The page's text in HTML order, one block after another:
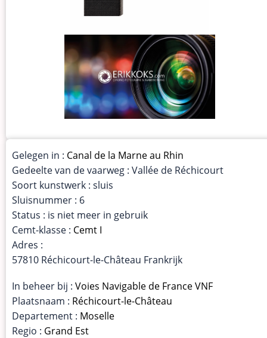
Gelegen in : Canal de la Marne au Rhin
Gedeelte van de vaarweg : Vallée de Réchicourt
Soort kunstwerk : sluis
Sluisnummer : 6
Status : is niet meer in gebruik
Cemt-klasse : Cemt I
Adres :
57810 Réchicourt-le-Château Frankrijk
In beheer bij : Voies Navigable de France VNF
Plaatsnaam : Réchicourt-le-Château
Departement : Moselle
Regio : Grand Est